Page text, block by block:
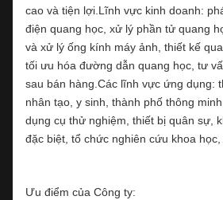
cao và tiện lợi.Lĩnh vực kinh doanh:
điện quang học, xử lý phần tử quang
và xử lý ống kính máy ảnh, thiết kế
tối ưu hóa đường dẫn quang học, tư
sau bán hàng.Các lĩnh vực ứng dụng:
nhân tạo, y sinh, thành phố thông
dụng cụ thử nghiệm, thiết bị quân sự,
đặc biệt, tổ chức nghiên cứu khoa học,
Ưu điểm của Công ty: